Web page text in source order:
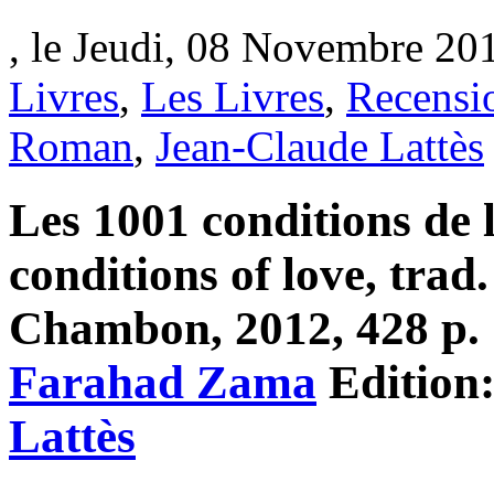
, le Jeudi, 08 Novembre
Livres, Les Livres,
Roman, Jean-Claude Lattès
Les 1001 conditions de
conditions of love,
Chambon, 2012, 428
Farahad Zama
Lattès